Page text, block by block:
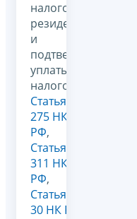
налогового
резидентства
и
подтверждения
уплаты
налогов,
Статья
275 НК
РФ,
Статья
311 НК
РФ,
Статья
30 НК РФ